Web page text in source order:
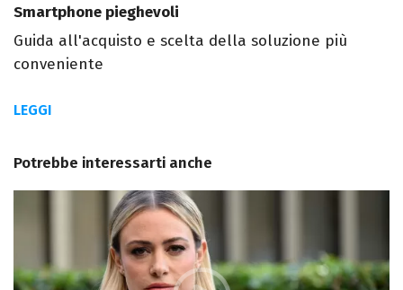
Smartphone pieghevoli
Guida all'acquisto e scelta della soluzione più
conveniente
LEGGI
Potrebbe interessarti anche